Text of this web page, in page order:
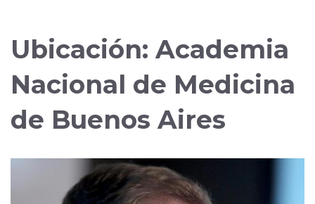
Ubicación: Academia
Nacional de Medicina
de Buenos Aires